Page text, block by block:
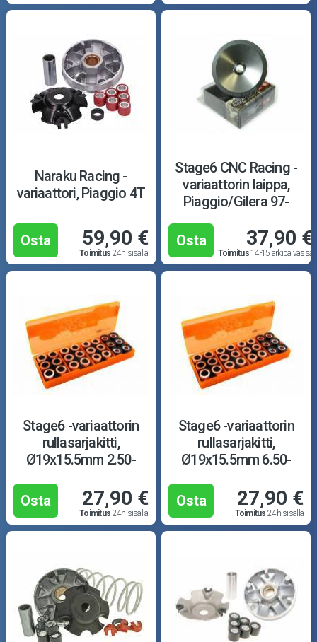
Naraku Racing -
variaattori, Piaggio 4T
Osta 59,90 €
Toimitus 24h sisällä
Stage6 CNC Racing -
variaattorin laippa,
Piaggio/Gilera 97-
Osta 37,90 €
Toimitus14-15 arkipäivässä
Stage6 -variaattorin
rullasarjakitti,
Ø19x15.5mm 2.50-
Osta
27,90 €
Toimitus 24h sisällä
Stage6 -variaattorin
rullasarjakitti,
Ø19x15.5mm 6.50-
Osta
27,90 €
Toimitus 24h sisällä